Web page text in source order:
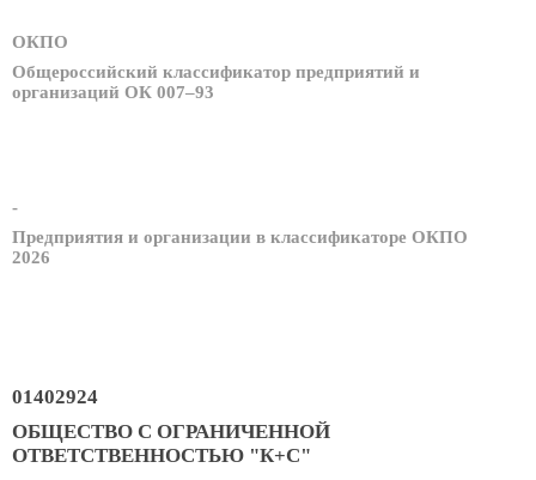
ОКПО
Общероссийский классификатор предприятий и
организаций ОК 007–93
-
Предприятия и организации в классификаторе ОКПО
2026
01402924
ОБЩЕСТВО С ОГРАНИЧЕННОЙ
ОТВЕТСТВЕННОСТЬЮ "К+С"